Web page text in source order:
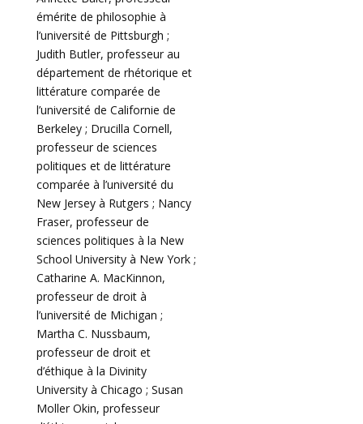
émérite de philosophie à
l’université de Pittsburgh ;
Judith Butler, professeur au
département de rhétorique et
littérature comparée de
l’université de Californie de
Berkeley ; Drucilla Cornell,
professeur de sciences
politiques et de littérature
comparée à l’université du
New Jersey à Rutgers ; Nancy
Fraser, professeur de
sciences politiques à la New
School University à New York ;
Catharine A. MacKinnon,
professeur de droit à
l’université de Michigan ;
Martha C. Nussbaum,
professeur de droit et
d’éthique à la Divinity
University à Chicago ; Susan
Moller Okin, professeur